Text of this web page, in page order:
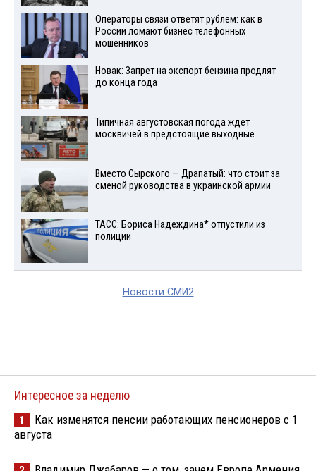
Операторы связи ответят рублем: как в
России ломают бизнес телефонных
мошенников
Новак: Запрет на экспорт бензина продлят
до конца года
Типичная августовская погода ждет
москвичей в предстоящие выходные
Вместо Сырского — Драпатый: что стоит за
сменой руководства в украинской армии
ТАСС: Бориса Надеждина* отпустили из
полиции
Новости СМИ2
Интересное за неделю
1
Как изменятся пенсии работающих пенсионеров с 1
августа